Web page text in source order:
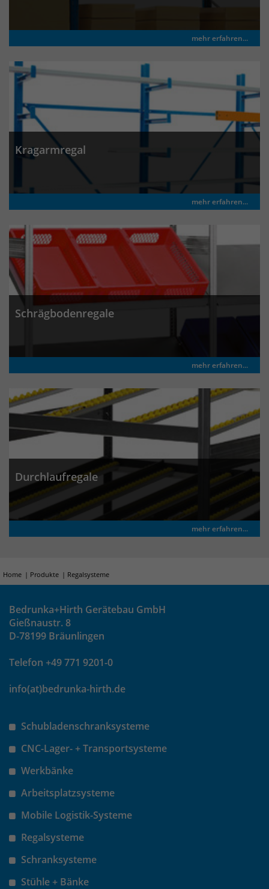
mehr erfahren...
Kragarmregal
mehr erfahren...
Schrägbodenregale
mehr erfahren...
Durchlaufregale
mehr erfahren...
Home Produkte Regalsysteme
Bedrunka+Hirth Gerätebau GmbH
Gießnaustr. 8
D-78199 Bräunlingen
Telefon +49 771 9201-0
info(at)bedrunka-hirth.de
Schubladenschranksysteme
CNC-Lager- + Transportsysteme
Werkbänke
Arbeitsplatzsysteme
Mobile Logistik-Systeme
Regalsysteme
Schranksysteme
Stühle + Bänke
Session Daten zu speichern
Name _pk_hsr
Anbieter Matomo
Laufzeit
Zweck
Das Cookie wird genutzt um temporär
Session Daten zu speichern
Name _pk_testcookie
Matomo
Laufzeit wenige Sekunden
Das Cookie wird gesetzt um zu
überprüfen ob der Browser erlaubt